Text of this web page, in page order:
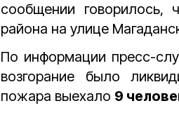
сообщении говорилось,
района на улице
По информации пресс-
возгорание было
пожара выехало 9